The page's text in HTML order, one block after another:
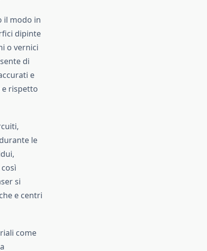
il modo in
dipinte
o vernici
di
e
e rispetto
le
si
e centri
come